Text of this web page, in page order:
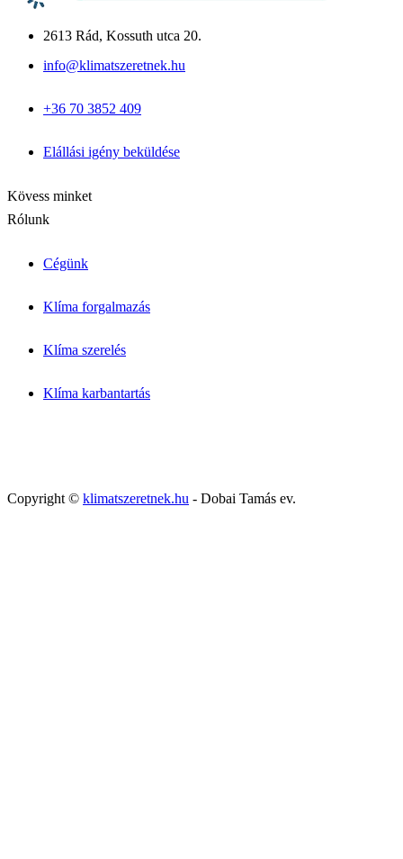
Fujitsu Waterstage
Csendes hálószoba klíma
Blog cikkek
2613 Rád, Kossuth utca 20.
info@klimatszeretnek.hu
+36 70 3852 409
Elállási igény beküldése
Kövess minket
Rólunk
Cégünk
Klíma forgalmazás
Klíma szerelés
Klíma karbantartás
Copyright © klimatszeretnek.hu - Dobai Tamás ev.